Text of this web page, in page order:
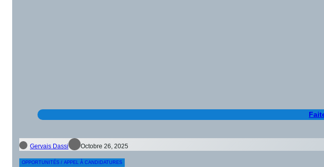
Gervais Dassi Octobre 26, 2025
OPPORTUNITÉS / APPEL À CANDIDATURES